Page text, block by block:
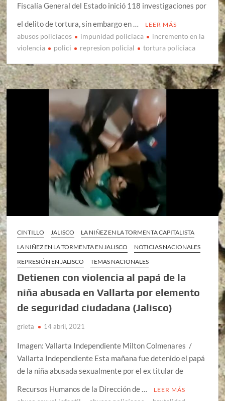
Fiscalía General del Estado inició 118 investigaciones por
el delito de tortura, sin embargo en …
LEER MÁS
abusos policíacos impunidad policiaca
incremento en la
violencia
polici represion policial tortura policiaca
CINTILLO JALISCO
LA NIÑEZ EN LA TORMENTA CAPITALISTA
LA NIÑEZ EN LA TORMENTA EN JALISCO
NOTICIAS NACIONALES
REPRESIÓN EN JALISCO
TEMAS NACIONALES
Detienen con violencia al papá de la
niña abusada en Vallarta por elemento
de seguridad ciudadana (Jalisco)
grieta 14 abril, 2021
Imagen: Vallarta Independiente Milton Colmenares /
Vallarta Independiente Esta mañana fue detenido el papá
de la niña abusada sexualmente por el ex titular de
Recursos Humanos de la Dirección de …
LEER MÁS